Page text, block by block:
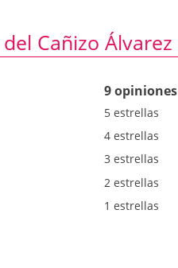
Cañizo Álvarez
9 opiniones
5 estrellas
4 estrellas
3 estrellas
2 estrellas
1 estrellas